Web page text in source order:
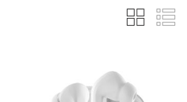
Anzeigen
als
Liste